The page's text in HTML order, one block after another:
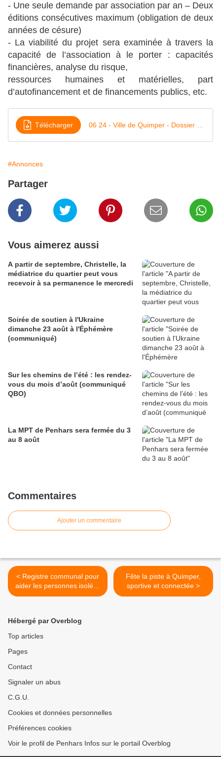
- Une seule demande par association par an – Deux
éditions consécutives maximum (obligation de deux
années de césure)
- La viabilité du projet sera examinée à travers la
capacité de l’association à le porter : capacités
financières, analyse du risque,
ressources humaines et matérielles, part
d’autofinancement et de financements publics, etc.
Télécharger
#Annonces
Partager
Vous aimerez aussi
A partir de septembre, Christelle, la
médiatrice du quartier peut vous
recevoir à sa permanence le mercredi
Soirée de soutien à l'Ukraine
dimanche 23 août à l'Éphémère
(communiqué)
Sur les chemins de l’été : les rendez-
vous du mois d’août (communiqué
QBO)
La MPT de Penhars sera fermée du 3
au 8 août
Commentaires
Ajouter un commentaire
< Registre communal pour
aider les personnes isolées
ou en situation de fragilité
Fête la piste à Quimper,
sportive et connectée >
Hébergé par Overblog
Top articles
Pages
Contact
Signaler un abus
C.G.U.
Cookies et données personnelles
Préférences cookies
Voir le profil de Penhars Infos sur le portail Overblog